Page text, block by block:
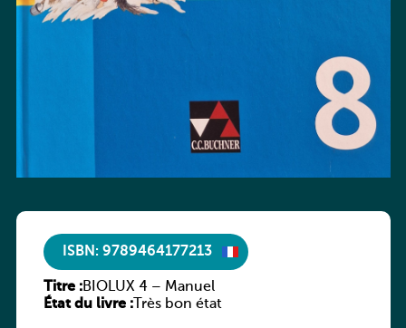
ISBN: 9789464177213
Titre :BIOLUX 4 – Manuel
État du livre :Très bon état